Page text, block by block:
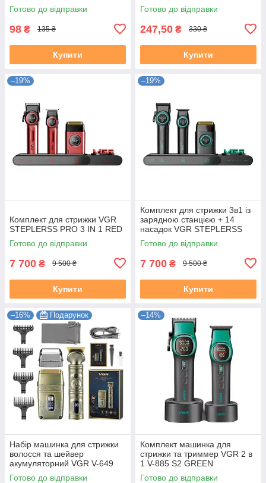
Готово до відправки
98 ₴ 135 ₴
Купити
Готово до відправки
247,50 ₴ 330 ₴
Купити
–19%
Комплект для стрижки VGR
STEPLERSS PRO 3 IN 1 RED
Готово до відправки
7 700 ₴ 9 500 ₴
Купити
–19%
Комплект для стрижки 3в1 із
зарядною станцією + 14
насадок VGR STEPLERSS
Готово до відправки
7 700 ₴ 9 500 ₴
Купити
–16% Подарунок
Набір машинка для стрижки
волосся та шейвер
акумуляторний VGR V-649
Готово до відправки
–14%
Комплект машинка для
стрижки та триммер VGR 2 в
1 V-885 S2 GREEN
Готово до відправки